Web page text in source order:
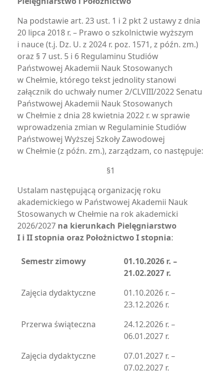
Na podstawie art. 23 ust. 1 i 2 pkt 2 ustawy z dnia
20 lipca 2018 r. – Prawo o szkolnictwie wyższym
i nauce (t.j. Dz. U. z 2024 r. poz. 1571, z późn. zm.)
oraz § 7 ust. 5 i 6 Regulaminu Studiów
Państwowej Akademii Nauk Stosowanych
w Chełmie, którego tekst jednolity stanowi
załącznik do uchwały numer 2/CLVIII/2022 Senatu
Państwowej Akademii Nauk Stosowanych
w Chełmie z dnia 28 kwietnia 2022 r. w sprawie
wprowadzenia zmian w Regulaminie Studiów
Państwowej Wyższej Szkoły Zawodowej
w Chełmie (z późn. zm.), zarządzam, co następuje:
§1
Ustalam następującą organizację roku
akademickiego w Państwowej Akademii Nauk
Stosowanych w Chełmie na rok akademicki
2026/2027 na kierunkach Pielęgniarstwo
I i II stopnia oraz Położnictwo I stopnia:
Semestr zimowy
01.10.2026 r. –
21.02.2027 r.
Zajęcia dydaktyczne
01.10.2026 r. –
23.12.2026 r.
Przerwa świąteczna
24.12.2026 r. –
06.01.2027 r.
Zajęcia dydaktyczne
07.01.2027 r. –
07.02.2027 r.